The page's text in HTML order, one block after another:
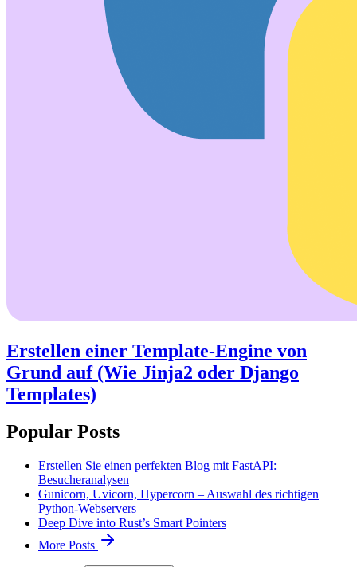
Erstellen einer Template-Engine von
Grund auf (Wie Jinja2 oder Django
Templates)
Popular Posts
Erstellen Sie einen perfekten Blog mit FastAPI:
Besucheranalysen
Gunicorn, Uvicorn, Hypercorn – Auswahl des richtigen
Python-Webservers
Deep Dive into Rust’s Smart Pointers
More Posts